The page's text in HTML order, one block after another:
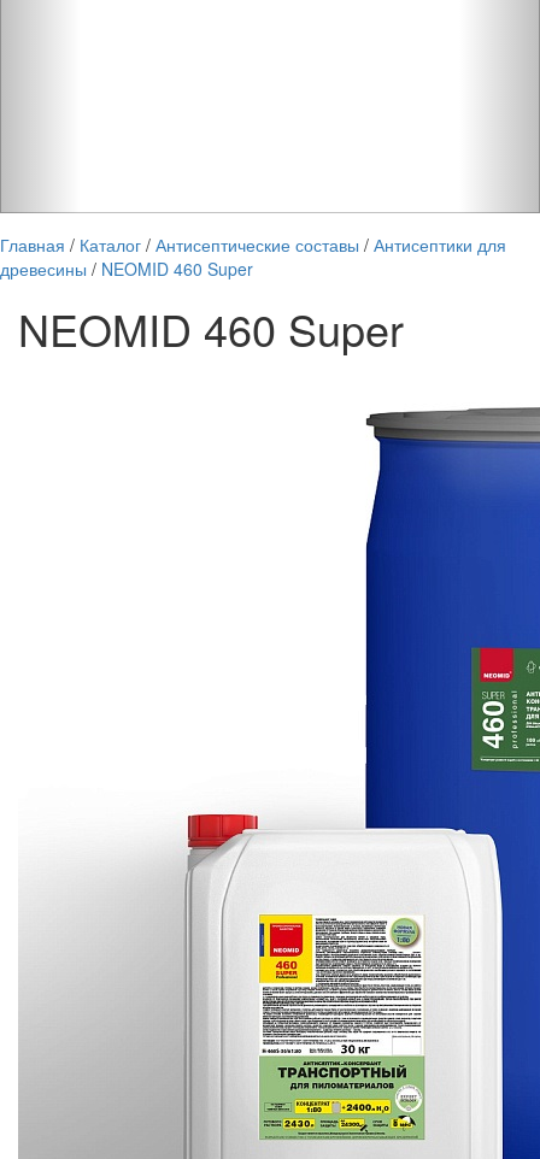
Главная / Каталог / Антисептические составы / Антисептики для
древесины / NEOMID 460 Super
NEOMID 460 Super
Купить
Канистра 30 кг:50 877 руб.
(разбавление 1:50 - 1:80)
Бочка 200 кг:
(разбавление 1:50 - 1:80)
Neomid 460 Super (Неомид 460
профессиональный
для защиты свежепиленой
атмосферной сушки, хранения
и транспортировки. Состав
эффективно предотвращает
появление синевы, плесени и
грибка даже в условиях
плотной укладки
пиломатериалов, сохраняя
сортность и экспортный вид
вашего леса надолго.
Преимущества состава